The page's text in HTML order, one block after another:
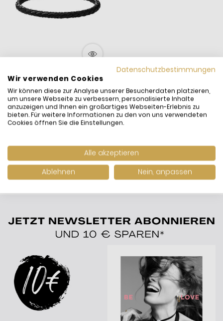
Fossil JF00510797
Armband Herren Vintage
Casual Leder Schwarz
55,00 €
inkl. MwSt. undVersand
Versandfertig: Sofort
Datenschutzbestimmungen
Wir verwenden Cookies
Wir können diese zur Analyse unserer Besucherdaten platzieren,
um unsere Webseite zu verbessern, personalisierte Inhalte
anzuzeigen und Ihnen ein großartiges Webseiten-Erlebnis zu
bieten. Für weitere Informationen zu den von uns verwendeten
Cookies öffnen Sie die Einstellungen.
Alle akzeptieren
Ablehnen
Nein, anpassen